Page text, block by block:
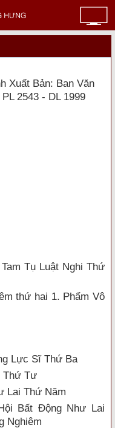
Xuất Bản: Ban Văn
2543 - DL 1999
Tụ Luật Nghi Thứ
thứ hai 1. Phẩm Vô
Lực Sĩ Thứ Ba
Thứ Tư
Lai Thứ Năm
Bất Động Như Lai
Nghiêm